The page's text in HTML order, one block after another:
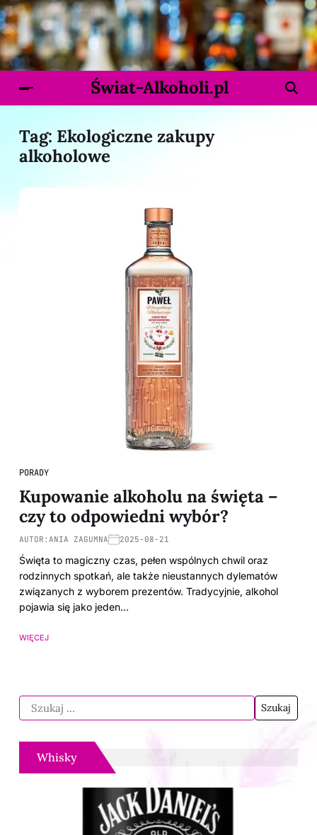
Świat-Alkoholi.pl
Tag: Ekologiczne zakupy
alkoholowe
PORADY
Kupowanie alkoholu na święta –
czy to odpowiedni wybór?
AUTOR: ANIA ZAGUMNA 2025-08-21
Święta to magiczny czas, pełen wspólnych chwil oraz
rodzinnych spotkań, ale także nieustannych dylematów
związanych z wyborem prezentów. Tradycyjnie, alkohol
pojawia się jako jeden…
WIĘCEJ
Whisky